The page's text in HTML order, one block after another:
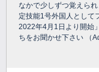
なかで少しずつ覚えら
定技能1号外国人として
2022年4月1日より開始
ちをお聞かせ下さい （